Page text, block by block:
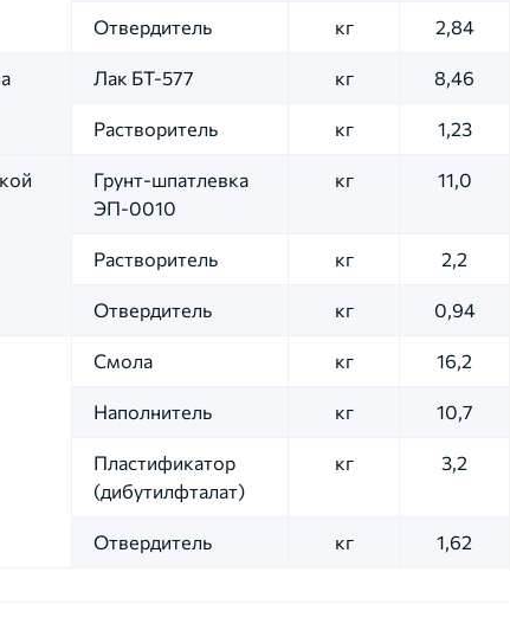
Отвердитель кг 2,84
Лак БТ-577 кг 8,46
Растворитель кг 1,23
Грунт-шпатлевка
ЭП-0010
кг 11,0
Растворитель кг 2,2
Отвердитель кг 0,94
Смола кг 16,2
Наполнитель кг 10,7
Пластификатор
(дибутилфталат)
кг 3,2
Отвердитель кг 1,62